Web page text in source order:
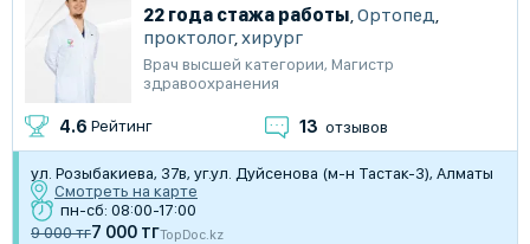
22 года стажа работы,Ортопед,
проктолог,хирург
Врач высшей категории, Магистр
здравоохранения
4.6 Рейтинг 13 отзывов
​ул. Розыбакиева, 37в, уг.ул. Дуйсенова (м-н Тастак-3), Алматы
Смотреть на карте
пн-сб: 08:00-17:00
9 000 тг7 000 тгTopDoc.kz